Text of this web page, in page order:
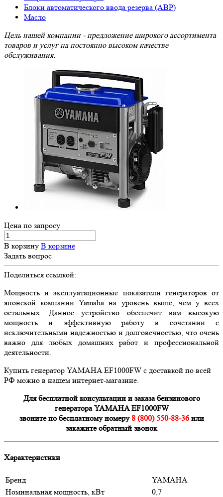
Блоки автоматического ввода резерва (АВР)
Масло
Цель нашей компании - предложение широкого ассортимента
товаров и услуг на постоянно высоком качестве
обслуживания.
Цена по запросу
В корзину В корзине
Задать вопрос
Поделиться ссылкой:
Мощность и эксплуатационные показатели генераторов от
японской компании Yamaha на уровень выше, чем у всех
остальных. Данное устройство обеспечит вам высокую
мощность и эффективную работу в сочетании с
исключительными надежностью и долговечностью, что очень
важно для любых домашних работ и профессиональной
деятельности.
Купить генератор YAMAHA EF1000FW с доставкой по всей
РФ можно в нашем интернет-магазине.
Для бесплатной консультации и заказа бензинового
генератора YAMAHA EF1000FW
звоните по бесплатному номеру 8 (800) 550-88-36или
закажите обратный звонок
Характеристики
Бренд
YAMAHA
Номинальная мощность, кВт
0,7